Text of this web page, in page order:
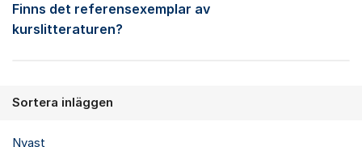
Finns det referensexemplar av
kurslitteraturen?
Sortera inläggen
Nyast